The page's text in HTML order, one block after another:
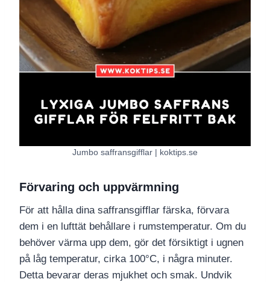
Jumbo saffransgifflar | koktips.se
Förvaring och uppvärmning
För att hålla dina saffransgifflar färska, förvara
dem i en lufttät behållare i rumstemperatur. Om du
behöver värma upp dem, gör det försiktigt i ugnen
på låg temperatur, cirka 100°C, i några minuter.
Detta bevarar deras mjukhet och smak. Undvik